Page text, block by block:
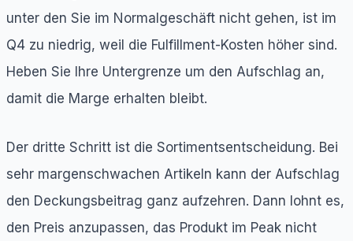
unter den Sie im Normalgeschäft nicht gehen, ist im
Q4 zu niedrig, weil die Fulfillment-Kosten höher sind.
Heben Sie Ihre Untergrenze um den Aufschlag an,
damit die Marge erhalten bleibt.
Der dritte Schritt ist die Sortimentsentscheidung. Bei
sehr margenschwachen Artikeln kann der Aufschlag
den Deckungsbeitrag ganz aufzehren. Dann lohnt es,
den Preis anzupassen, das Produkt im Peak nicht